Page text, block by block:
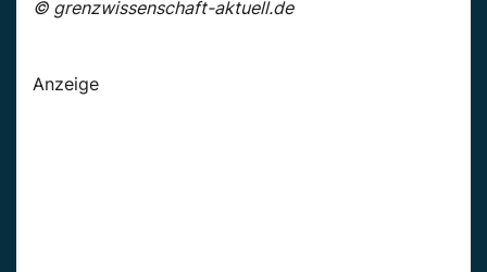
© grenzwissenschaft-aktuell.de
Anzeige